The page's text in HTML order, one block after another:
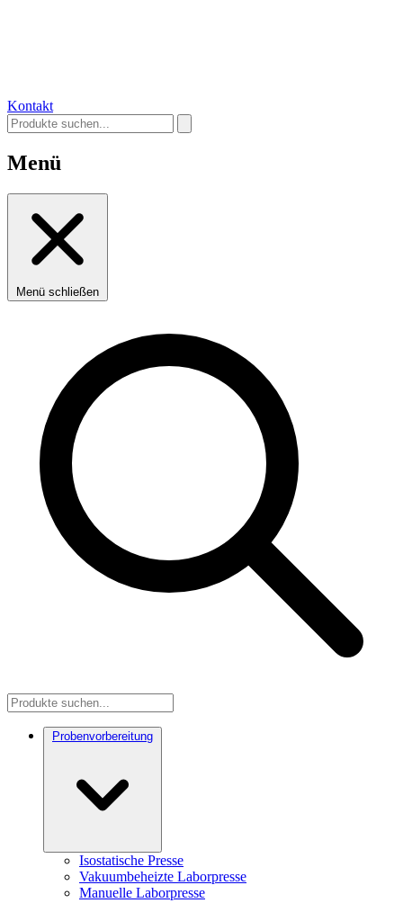
Kontakt
Menü
Menü schließen
Probenvorbereitung
Isostatische Presse
Vakuumbeheizte Laborpresse
Manuelle Laborpresse